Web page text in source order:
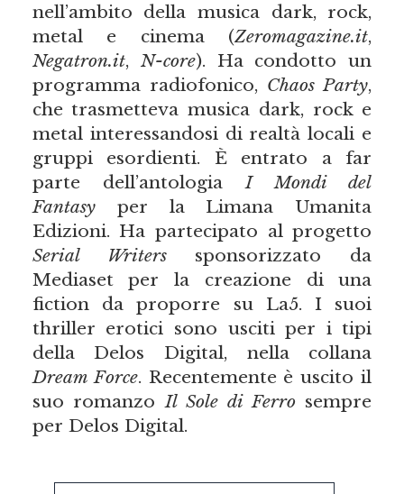
nell’ambito della musica dark, rock,
metal e cinema (Zeromagazine.it,
Negatron.it, N-core). Ha condotto un
programma radiofonico, Chaos Party,
che trasmetteva musica dark, rock e
metal interessandosi di realtà locali e
gruppi esordienti. È entrato a far
parte dell’antologiaI Mondi del
Fantasyper la Limana Umanita
Edizioni. Ha partecipato al progetto
Serial Writerssponsorizzato da
Mediaset per la creazione di una
fiction da proporre su La5. I suoi
thriller erotici sono usciti per i tipi
della Delos Digital, nella collana
Dream Force. Recentemente è uscito il
suo romanzoIl Sole di Ferrosempre
per Delos Digital.